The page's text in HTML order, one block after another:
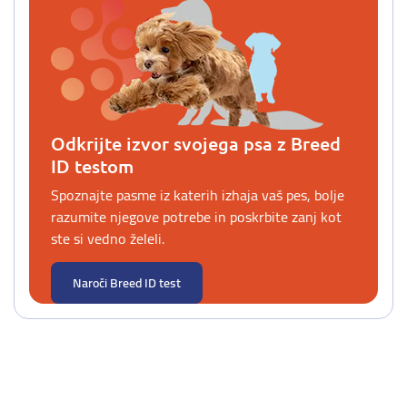
Odkrijte izvor svojega psa z Breed
ID testom
Spoznajte pasme iz katerih izhaja vaš pes, bolje
razumite njegove potrebe in poskrbite zanj kot
ste si vedno želeli.
Naroči Breed ID test